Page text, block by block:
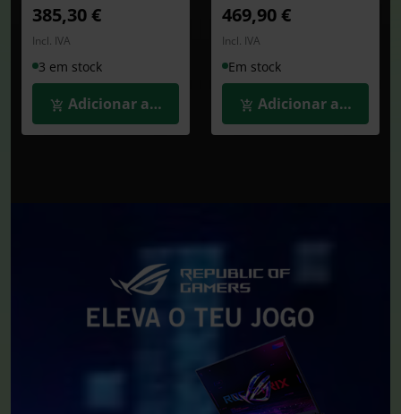
385,30 €
Incl. IVA
3 em stock
Adicionar ao Carrinho
469,90 €
Incl. IVA
Em stock
Adicionar ao